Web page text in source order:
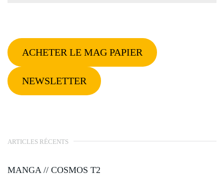
ACHETER LE MAG PAPIER
NEWSLETTER
ARTICLES RÉCENTS
MANGA // COSMOS T2